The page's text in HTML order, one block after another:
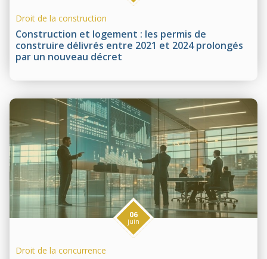
Construction et logement : les permis de
construire délivrés entre 2021 et 2024 prolongés
par un nouveau décret
Droit de la construction
06
juin
Droit de la concurrence